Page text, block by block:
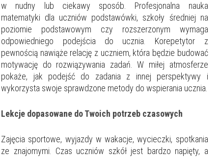
w nudny lub ciekawy sposób. Profesjonalna nauka
matematyki dla uczniów podstawówki, szkoły średniej na
poziomie podstawowym czy rozszerzonym wymaga
odpowiedniego podejścia do ucznia. Korepetytor z
pewnością nawiąże relację z uczniem, która będzie budować
motywację do rozwiązywania zadań. W miłej atmosferze
pokaże, jak podejść do zadania z innej perspektywy i
wykorzysta swoje sprawdzone metody do wspierania ucznia.
Lekcje dopasowane do Twoich potrzeb czasowych
Zajęcia sportowe, wyjazdy w wakacje, wycieczki, spotkania
ze znajomymi. Czas uczniów szkół jest bardzo napięty, a